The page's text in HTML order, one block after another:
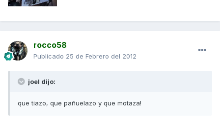
rocco58
Publicado 25 de Febrero del 2012
joel dijo:
que tiazo, que pañuelazo y que motaza!